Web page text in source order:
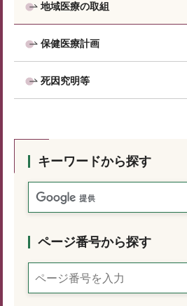
地域医療の取組
保健医療計画
死因究明等
キーワードから探す
ページ番号から探す